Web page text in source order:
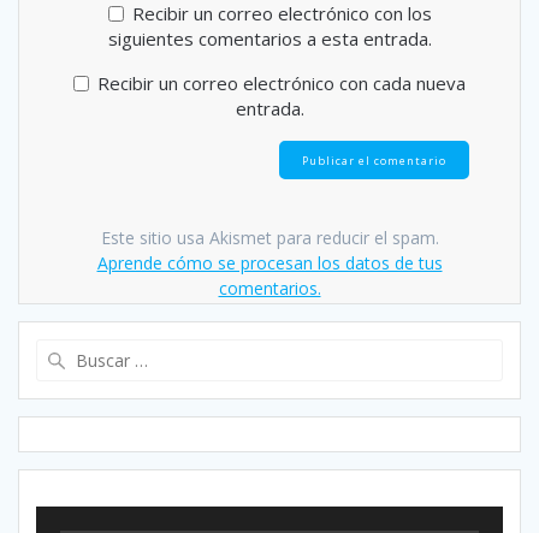
Recibir un correo electrónico con los
siguientes comentarios a esta entrada.
Recibir un correo electrónico con cada nueva
entrada.
Este sitio usa Akismet para reducir el spam.
Aprende cómo se procesan los datos de tus
comentarios.